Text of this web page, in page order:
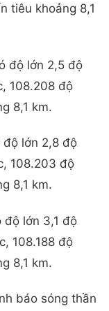
tiêu khoảng 8,1
độ lớn 2,5 độ
108.208 độ
8,1 km.
độ lớn 2,8 độ
108.203 độ
8,1 km.
độ lớn 3,1 độ
108.188 độ
8,1 km.
báo sóng thần